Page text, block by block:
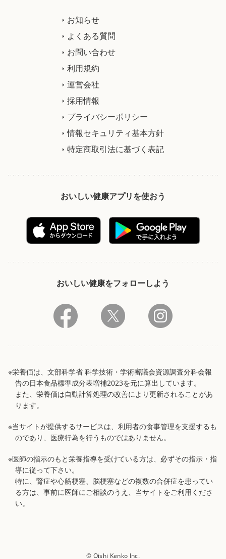
お知らせ
よくある質問
お問い合わせ
利用規約
運営会社
採用情報
プライバシーポリシー
情報セキュリティ基本方針
特定商取引法に基づく表記
おいしい健康アプリを使おう
おいしい健康をフォローしよう
※栄養価は、文部科学省 科学技術・学術審議会資源調査分科会報
告の日本食品標準成分表増補2023を元に算出しています。
また、栄養価は自動計算処理の改善により更新されることがあ
ります。
※当サイトが提供するサービスは、利用者の食事管理を支援するも
のであり、医療行為を行うものではありません。
※医師の指示のもと栄養指導を受けている方は、必ずその指示・指
導に従って下さい。
特に、腎症や心筋梗塞、脳梗塞などの複数の合併症を患ってい
る方は、事前に医師にご相談のうえ、当サイトをご利用くださ
い。
© Oishi Kenko Inc.